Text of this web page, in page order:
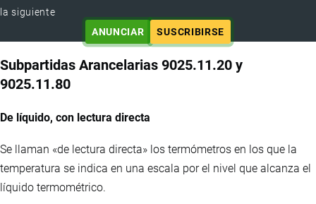
la siguiente
ANUNCIAR
SUSCRIBIRSE
Subpartidas Arancelarias 9025.11.20 y
9025.11.80
De líquido, con lectura directa
Se llaman «de lectura directa» los termómetros en los que la
temperatura se indica en una escala por el nivel que alcanza el
líquido termométrico.